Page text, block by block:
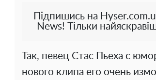
Підпишись на
News! Тільки
Так, певец Стас Пьеха с
нового клипа его очень